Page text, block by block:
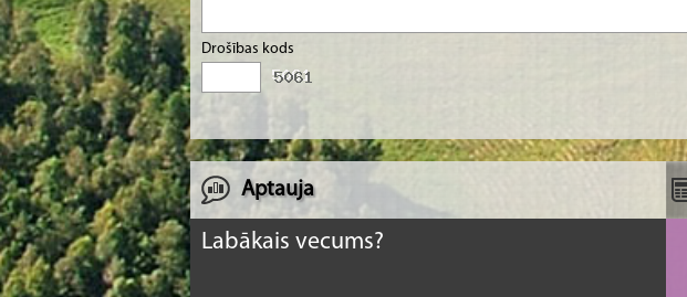
Drošības kods
Aptauja
Labākais vecums?